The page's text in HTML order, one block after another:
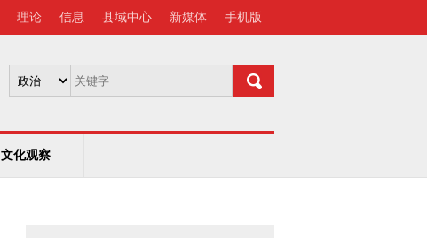
理论 信息 县域中心 新媒体 手机版
文化观察